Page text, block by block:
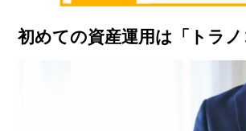
初めての資産運用は「トラ